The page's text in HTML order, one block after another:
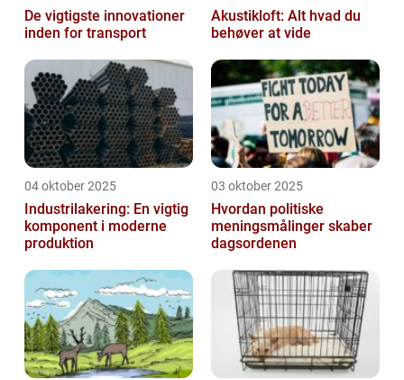
De vigtigste innovationer
inden for transport
Akustikloft: Alt hvad du
behøver at vide
04 oktober 2025
Industrilakering: En vigtig
komponent i moderne
produktion
03 oktober 2025
Hvordan politiske
meningsmålinger skaber
dagsordenen